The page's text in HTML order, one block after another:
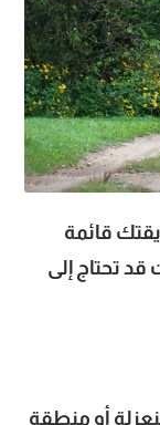
قائمة
تحتاج إلى
أو منطقة